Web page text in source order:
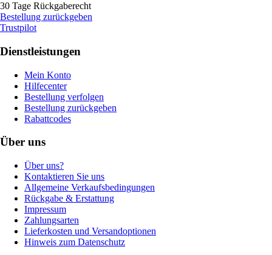
30 Tage Rückgaberecht
Bestellung zurückgeben
Trustpilot
Dienstleistungen
Mein Konto
Hilfecenter
Bestellung verfolgen
Bestellung zurückgeben
Rabattcodes
Über uns
Über uns?
Kontaktieren Sie uns
Allgemeine Verkaufsbedingungen
Rückgabe & Erstattung
Impressum
Zahlungsarten
Lieferkosten und Versandoptionen
Hinweis zum Datenschutz